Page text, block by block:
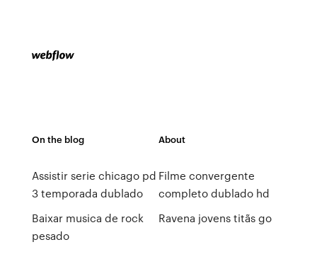
On the blog
Assistir serie chicago pd
3 temporada dublado
Baixar musica de rock
pesado
About
Filme convergente
completo dublado hd
Ravena jovens titãs go